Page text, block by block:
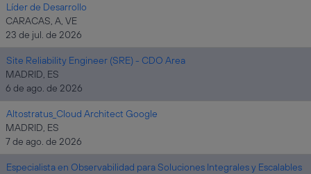
Líder de Desarrollo
CARACAS, A, VE
23 de jul. de 2026
Site Reliability Engineer (SRE) - CDO Area
MADRID, ES
6 de ago. de 2026
Altostratus_Cloud Architect Google
MADRID, ES
7 de ago. de 2026
Especialista en Observabilidad para Soluciones Integrales y Escalables